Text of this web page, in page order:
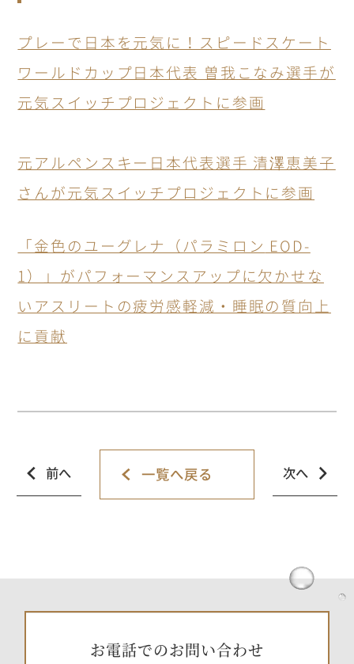
プレーで日本を元気に！スピードスケート
ワールドカップ日本代表 曽我こなみ選手が
元気スイッチプロジェクトに参画
元アルペンスキー日本代表選手 清澤恵美子
さんが元気スイッチプロジェクトに参画
「金色のユーグレナ（パラミロン EOD-
1）」がパフォーマンスアップに欠かせな
いアスリートの疲労感軽減・睡眠の質向上
に貢献
前へ 一覧へ戻る 次へ
お電話でのお問い合わせ